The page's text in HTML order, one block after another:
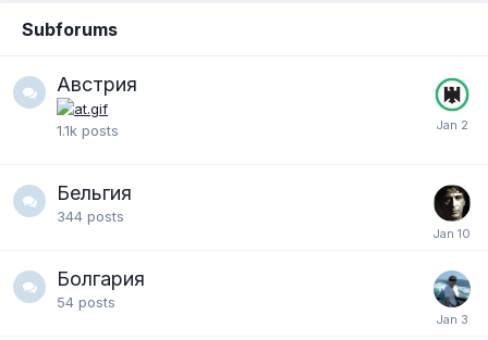
Subforums
Австрия
1.1k posts
Бельгия
344 posts
Болгария
54 posts